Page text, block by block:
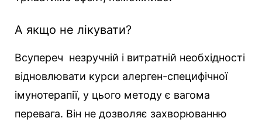
А якщо не лікувати?
Всупереч незручній і витратній необхідності
відновлювати курси алерген-специфічної
імунотерапії, у цього методу є вагома
перевага. Він не дозволяє захворюванню